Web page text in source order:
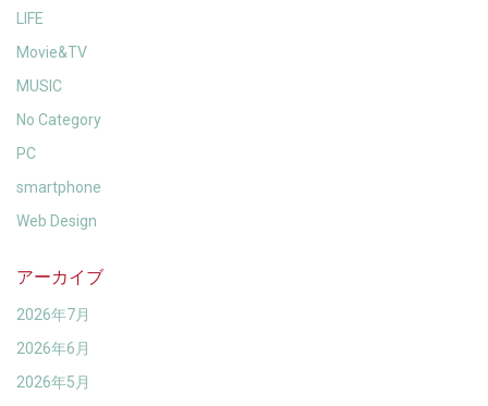
LIFE
Movie&TV
MUSIC
No Category
PC
smartphone
Web Design
アーカイブ
2026年7月
2026年6月
2026年5月